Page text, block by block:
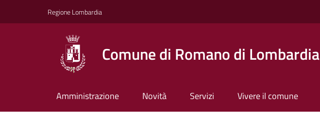
Regione Lombardia
Comune di Romano di Lombardia
Amministrazione Novità Servizi Vivere il comune